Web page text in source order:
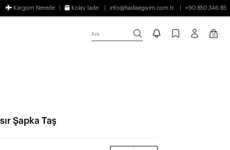
Kargom Nerede Kolay İade info@hadisegiyim.com.tr +90 850 346 85
Ara 0
Şapka Taş